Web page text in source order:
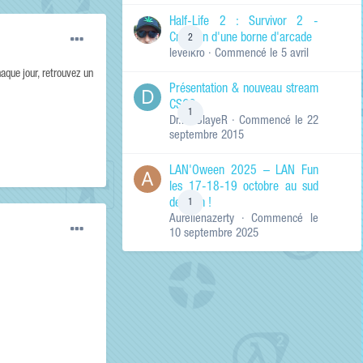
RECHERCHER LES
Titres et corps
Titres des
uniquement
jour, retrouvez un
2
Half-Life 2 : Survivor 2 -
Création d'une borne d'arcade
levelkro · Commencé le 5 avril
1
Présentation & nouveau stream
CSGO
Dr.KinSlayeR · Commencé le 22
septembre 2015
1
LAN'Oween 2025 – LAN Fun
les 17-18-19 octobre au sud
de Lyon !
Aurelienazerty · Commencé le
10 septembre 2025